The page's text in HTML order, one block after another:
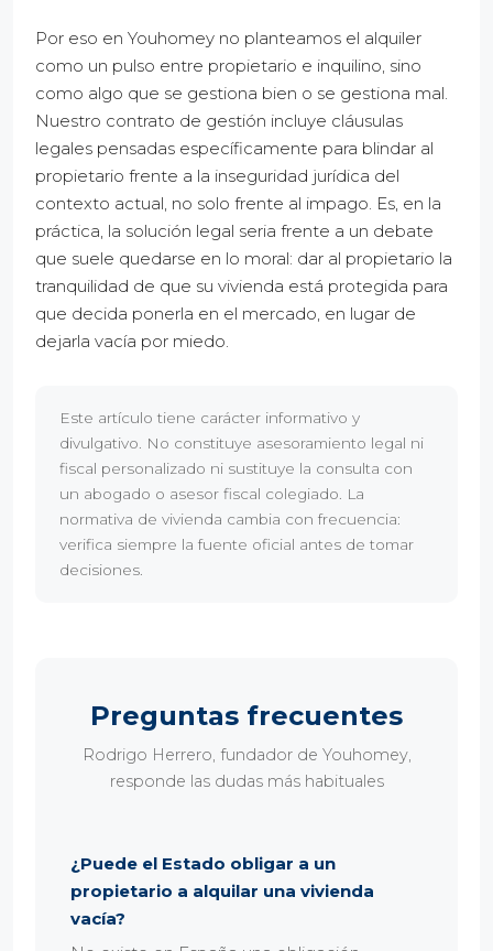
Por eso en Youhomey no planteamos el alquiler
como un pulso entre propietario e inquilino, sino
como algo que se gestiona bien o se gestiona mal.
Nuestro contrato de gestión incluye cláusulas
legales pensadas específicamente para blindar al
propietario frente a la inseguridad jurídica del
contexto actual, no solo frente al impago. Es, en la
práctica, la solución legal seria frente a un debate
que suele quedarse en lo moral: dar al propietario la
tranquilidad de que su vivienda está protegida para
que decida ponerla en el mercado, en lugar de
dejarla vacía por miedo.
Este artículo tiene carácter informativo y
divulgativo. No constituye asesoramiento legal ni
fiscal personalizado ni sustituye la consulta con
un abogado o asesor fiscal colegiado. La
normativa de vivienda cambia con frecuencia:
verifica siempre la fuente oficial antes de tomar
decisiones.
Preguntas frecuentes
Rodrigo Herrero, fundador de Youhomey,
responde las dudas más habituales
¿Puede el Estado obligar a un
propietario a alquilar una vivienda
vacía?